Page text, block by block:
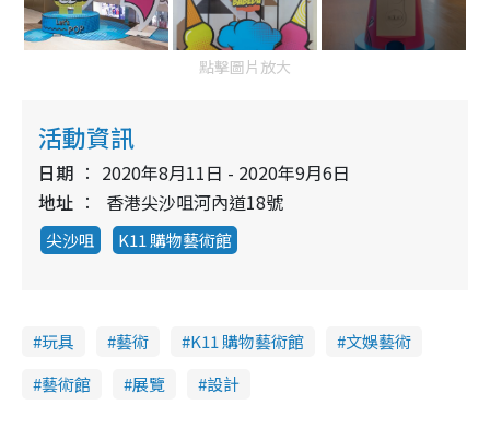
點擊圖片放大
活動資訊
日期
2020年8月11日 - 2020年9月6日
地址
香港尖沙咀河內道18號
尖沙咀 K11 購物藝術館
玩具 藝術 K11 購物藝術館
文娛藝術
藝術館
展覽 設計